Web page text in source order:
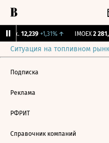
Бирж. 12,239 +1,31%↑ IMOEX 2
Ситуация на топливном
Подписка
Реклама
РФРИТ
Справочник компаний